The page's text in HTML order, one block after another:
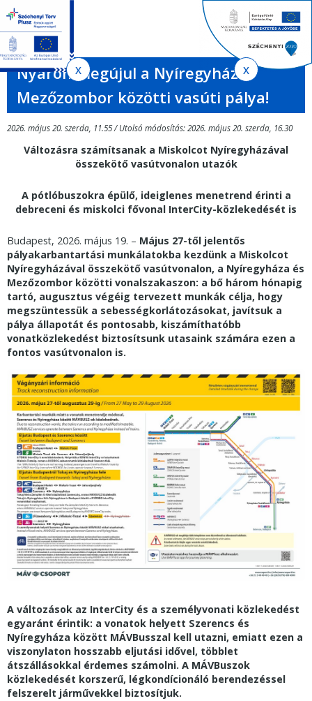
Ugrás
tartalomra
Ugrás
oldaltérképre
EN HU
űrlap
Jelenlegi
hely
Nyáron megújul a Nyíregyháza–
Mezőzombor közötti vasúti pálya!
2026. május 20. szerda, 11.55 / Utolsó módosítás: 2026. május 20. szerda, 16.30
Változásra számítsanak a Miskolcot Nyíregyházával
összekötő vasútvonalon utazók
A pótlóbuszokra épülő, ideiglenes menetrend érinti a
debreceni és miskolci fővonal InterCity-közlekedését is
Budapest, 2026. május 19. – Május 27-től jelentős
pályakarbantartási munkálatokba kezdünk a Miskolcot
Nyíregyházával összekötő vasútvonalon, a Nyíregyháza és
Mezőzombor közötti vonalszakaszon: a bő három hónapig
tartó, augusztus végéig tervezett munkák célja, hogy
megszüntessük a sebességkorlátozásokat, javítsuk a
pálya állapotát és pontosabb, kiszámíthatóbb
vonatközlekedést biztosítsunk utasaink számára ezen a
fontos vasútvonalon is.
A változások az InterCity és a személyvonati közlekedést
egyaránt érintik: a vonatok helyett Szerencs és
Nyíregyháza között MÁVBusszal kell utazni, emiatt ezen a
viszonylaton hosszabb eljutási idővel, többlet
átszállásokkal érdemes számolni. A MÁVBuszok
közlekedését korszerű, légkondícionáló berendezéssel
felszerelt járművekkel biztosítjuk.